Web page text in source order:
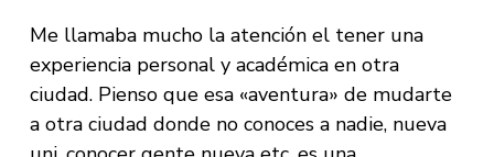
Me llamaba mucho la atención el tener una
experiencia personal y académica en otra
ciudad. Pienso que esa «aventura» de mudarte
a otra ciudad donde no conoces a nadie, nueva